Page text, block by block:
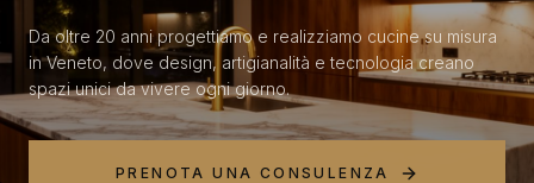
Da oltre 20 anni progettiamo e realizziamo cucine su misura
in Veneto, dove design, artigianalità e tecnologia creano
spazi unici da vivere ogni giorno.
PRENOTA UNA CONSULENZA